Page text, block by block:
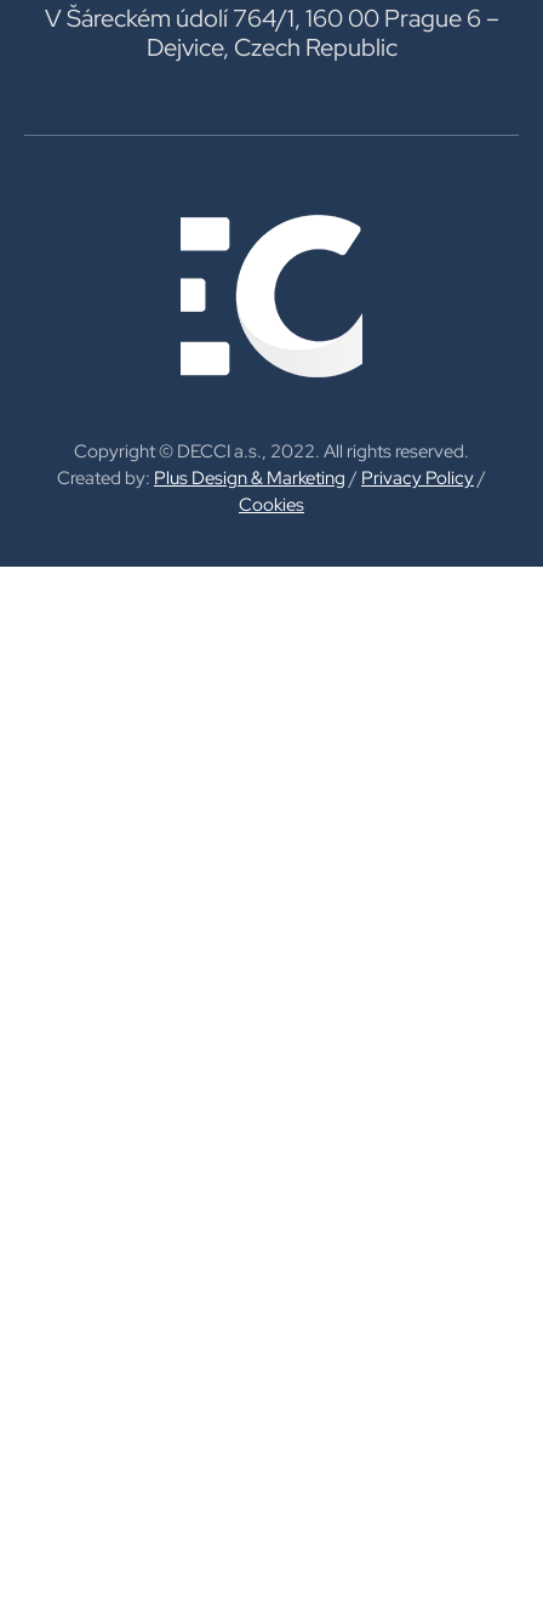
V Šáreckém údolí 764/1, 160 00 Prague 6 –
Dejvice, Czech Republic
Copyright © DECCI a.s., 2022. All rights reserved.
Created by: Plus Design & Marketing / Privacy Policy/
Cookies